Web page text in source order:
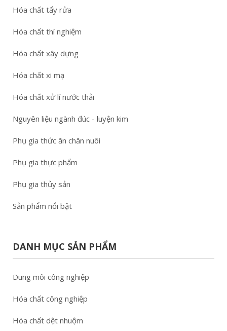
Hóa chất tẩy rửa
Hóa chất thí nghiệm
Hóa chất xây dựng
Hóa chất xi mạ
Hóa chất xử lí nước thải
Nguyên liệu ngành đúc - luyện kim
Phụ gia thức ăn chăn nuôi
Phụ gia thực phẩm
Phụ gia thủy sản
Sản phẩm nổi bật
DANH MỤC SẢN PHẨM
Dung môi công nghiệp
Hóa chất công nghiệp
Hóa chất dệt nhuộm